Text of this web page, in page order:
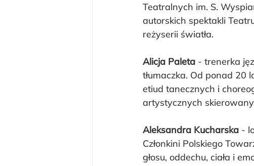
Teatralnych im. S.
autorskich spektakli
reżyserii światła.
Alicja Paleta - trenerka
tłumaczka. Od ponad 20
etiud tanecznych i
artystycznych
Aleksandra Kucharska -
Członkini Polskiego
głosu, oddechu, ciała i